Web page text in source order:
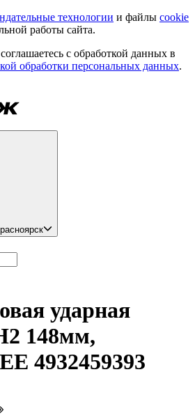
технологии и файлы cookie
работы сайта.
с обработкой данных в
обработки персональных данных.
ударная
148мм,
4932459393